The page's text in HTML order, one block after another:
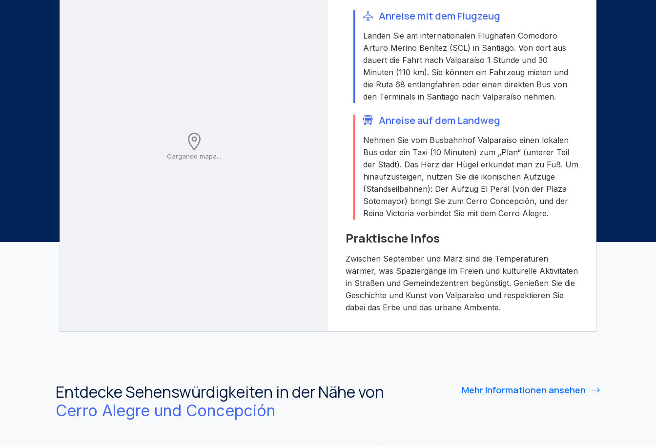
Cargando mapa...
Anreise mit dem Flugzeug
Landen Sie am internationalen Flughafen Comodoro
Arturo Merino Benítez (SCL) in Santiago. Von dort aus
dauert die Fahrt nach Valparaíso 1 Stunde und 30
Minuten (110 km). Sie können ein Fahrzeug mieten und
die Ruta 68 entlangfahren oder einen direkten Bus von
den Terminals in Santiago nach Valparaíso nehmen.
Anreise auf dem Landweg
Nehmen Sie vom Busbahnhof Valparaíso einen lokalen
Bus oder ein Taxi (10 Minuten) zum „Plan“ (unterer Teil
der Stadt). Das Herz der Hügel erkundet man zu Fuß. Um
hinaufzusteigen, nutzen Sie die ikonischen Aufzüge
(Standseilbahnen): Der Aufzug El Peral (von der Plaza
Sotomayor) bringt Sie zum Cerro Concepción, und der
Reina Victoria verbindet Sie mit dem Cerro Alegre.
Praktische Infos
Zwischen September und März sind die Temperaturen
wärmer, was Spaziergänge im Freien und kulturelle Aktivitäten
in Straßen und Gemeindezentren begünstigt. Genießen Sie die
Geschichte und Kunst von Valparaíso und respektieren Sie
dabei das Erbe und das urbane Ambiente.
Entdecke Sehenswürdigkeiten in der Nähe von
Cerro Alegre und Concepción
Mehr Informationen ansehen